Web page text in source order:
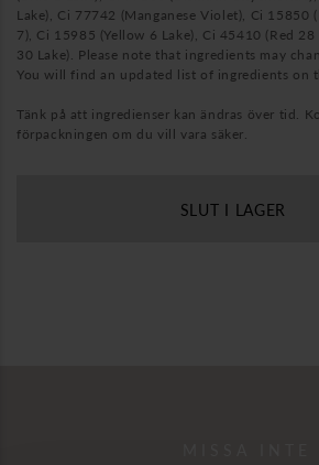
Lake), Ci 77742 (Manganese Violet), Ci 15850
7), Ci 15985 (Yellow 6 Lake), Ci 45410 (Red
30 Lake). Please note that ingredients may
You will find an updated list of ingredients on
Tänk på att ingredienser kan ändras över tid.
förpackningen om du vill vara säker.
SLUT I LAGER